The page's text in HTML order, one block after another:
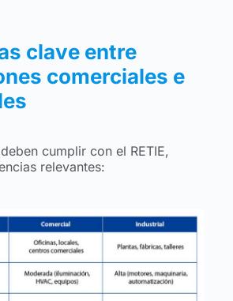
clave entre
comerciales e
cumplir con el RETIE,
relevantes: